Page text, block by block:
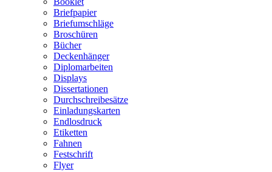
Briefpapier
Briefumschläge
Broschüren
Bücher
Deckenhänger
Diplomarbeiten
Displays
Dissertationen
Durchschreibesätze
Einladungskarten
Endlosdruck
Etiketten
Fahnen
Festschrift
Flyer